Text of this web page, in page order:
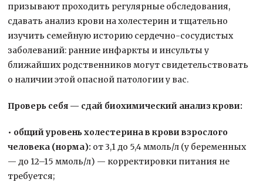
призывают проходить регулярные обследования,
сдавать анализ крови на холестерин и тщательно
изучить семейную историю сердечно-сосудистых
заболеваний: ранние инфаркты и инсульты у
ближайших родственников могут свидетельствовать
о наличии этой опасной патологии у вас.
Проверь себя — сдай биохимический анализ крови:
• общий уровень холестерина в крови взрослого
человека (норма): от 3,1 до 5,4 ммоль/л (у беременных
— до 12–15 ммоль/л) — корректировки питания не
требуется;